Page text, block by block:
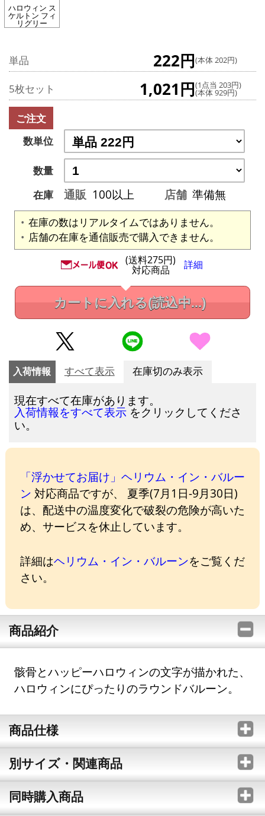
ハロウィン ス
ケルトン フィ
リグリー
単品 222円(本体 202円)
5枚セット 1,021円(1点当 203円)
(本体 929円)
ご注文
数単位
数量
在庫
通販 100以上 店舗 準備無
在庫の数はリアルタイムではありません。
店舗の在庫を通信販売で購入できません。
(送料275円)
対応商品 詳細
カートに入れる(読込中...)
入荷情報 すべて表示 在庫切のみ表示
現在すべて在庫があります。
入荷情報をすべて表示 をクリックしてくださ
い。
「浮かせてお届け」ヘリウム・イン・バルー
ン 対応商品ですが、 夏季(7月1日-9月30日)
は、配送中の温度変化で破裂の危険が高いた
め、サービスを休止しています。
詳細はヘリウム・イン・バルーンをご覧くだ
さい。
商品紹介
骸骨とハッピーハロウィンの文字が描かれた、
ハロウィンにぴったりのラウンドバルーン。
商品仕様
別サイズ・関連商品
同時購入商品